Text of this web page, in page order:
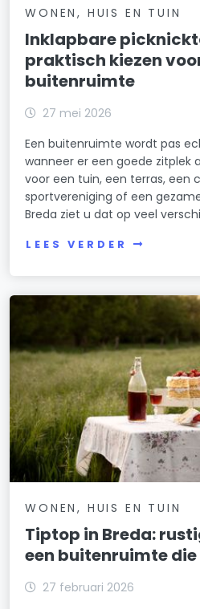
WONEN, HUIS EN TUIN
Inklapbare
praktisch kiezen
buitenruimte
27 mei 2026
Een buitenruimte wordt pas
wanneer er een goede zitplek
voor een tuin, een terras, een
sportvereniging of een
Breda ziet u dat op veel
LEES VERDER
WONEN, HUIS EN TUIN
Tiptop in Breda:
een buitenruimte
27 februari 2026